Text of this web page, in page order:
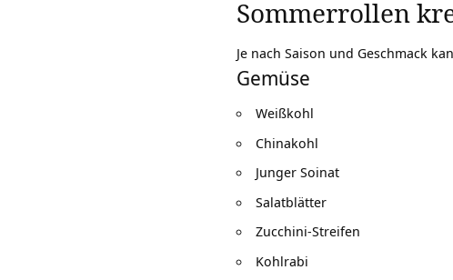
Sommerrollen
Je nach Saison und Geschmack
Gemüse
Weißkohl
Chinakohl
Junger Soinat
Salatblätter
Zucchini-Streifen
Kohlrabi